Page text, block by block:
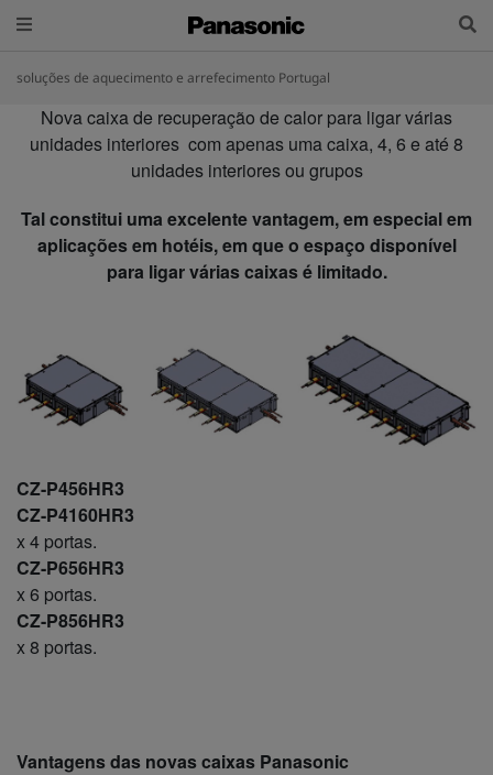
soluções de aquecimento e arrefecimento Portugal
Nova caixa de recuperação de calor para ligar várias
unidades interiores com apenas uma caixa, 4, 6 e até 8
unidades interiores ou grupos
Tal constitui uma excelente vantagem, em especial em
aplicações em hotéis, em que o espaço disponível
para ligar várias caixas é limitado.
CZ-P456HR3
CZ-P4160HR3
x 4 portas.
CZ-P656HR3
x 6 portas.
CZ-P856HR3
x 8 portas.
Vantagens das novas caixas Panasonic